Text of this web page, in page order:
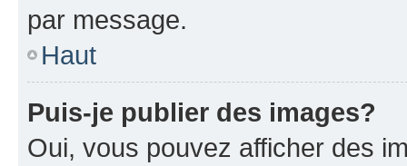
par message.
Haut
Puis-je publier des images?
Oui, vous pouvez afficher des